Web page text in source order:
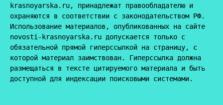
krasnoyarska.ru, принадлежат правообладателю и
охраняются в соответствии с законодательством РФ.
Использование материалов, опубликованных на сайте
novosti-krasnoyarska.ru допускается только с
обязательной прямой гиперссылкой на страницу, с
которой материал заимствован. Гиперссылка должна
размещаться в тексте цитируемого материала и быть
доступной для индексации поисковыми системами.